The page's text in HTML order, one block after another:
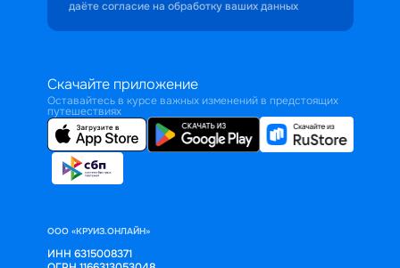
даёте согласие на обработку ваших данных
Скачайте приложение
Оставайтесь в курсе важных изменений в предстоящих
путешествиях
ООО «КРУИЗ.ОНЛАЙН»
ИНН 6315008371